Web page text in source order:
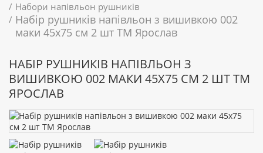
Набори напівльон рушників
Набір рушників напівльон з вишивкою 002
маки 45х75 см 2 шт ТМ Ярослав
НАБІР РУШНИКІВ НАПІВЛЬОН З
ВИШИВКОЮ 002 МАКИ 45Х75 СМ 2 ШТ ТМ
ЯРОСЛАВ